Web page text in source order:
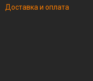
Доставка и оплата